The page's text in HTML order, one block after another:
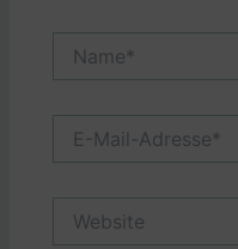
Mail-